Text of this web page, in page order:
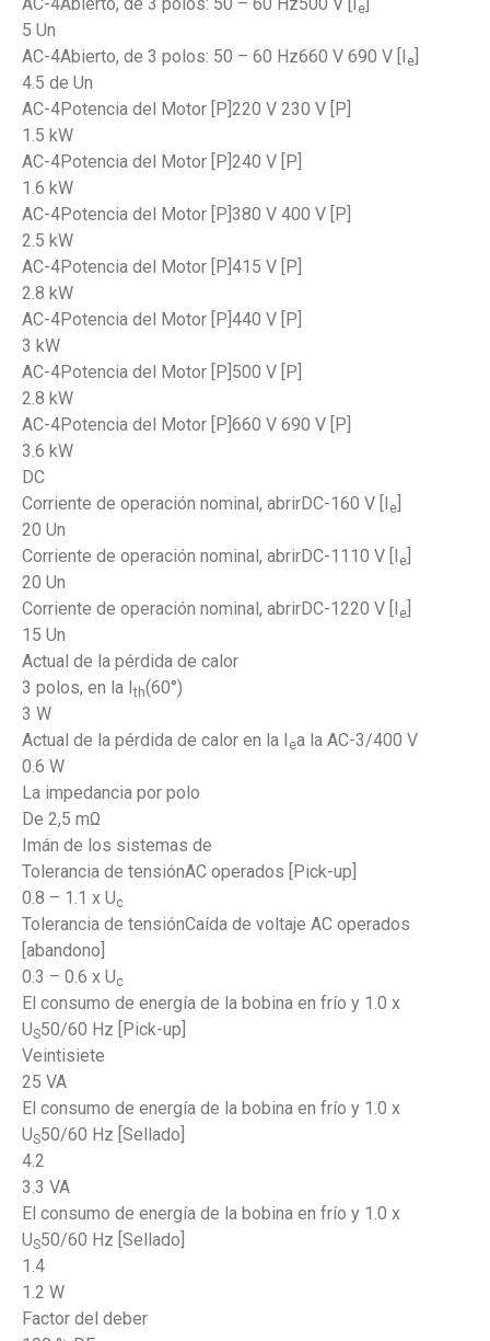
e
5 Un
AC-4Abierto, de 3 polos: 50 – 60 Hz660 V 690 V [I
e
4.5 de Un
AC-4Potencia del Motor [P]220 V 230 V [P]
1.5 kW
AC-4Potencia del Motor [P]240 V [P]
1.6 kW
AC-4Potencia del Motor [P]380 V 400 V [P]
2.5 kW
AC-4Potencia del Motor [P]415 V [P]
2.8 kW
AC-4Potencia del Motor [P]440 V [P]
3 kW
AC-4Potencia del Motor [P]500 V [P]
2.8 kW
AC-4Potencia del Motor [P]660 V 690 V [P]
3.6 kW
DC
Corriente de operación nominal, abrirDC-160 V [I
e
20 Un
Corriente de operación nominal, abrirDC-1110 V [I
e
20 Un
Corriente de operación nominal, abrirDC-1220 V [I
e
15 Un
Actual de la pérdida de calor
3 polos, en la Ith(60°)
3 W
Actual de la pérdida de calor en la I
ea la AC-3/400 V
0.6 W
La impedancia por polo
De 2,5 mΩ
Imán de los sistemas de
Tolerancia de tensiónAC operados [Pick-up]
0.8 – 1.1 x Uc
Tolerancia de tensiónCaída de voltaje AC operados
[abandono]
0.3 – 0.6 x Uc
El consumo de energía de la bobina en frío y 1.0 x
US50/60 Hz [Pick-up]
Veintisiete
25 VA
El consumo de energía de la bobina en frío y 1.0 x
US50/60 Hz [Sellado]
4.2
3.3 VA
El consumo de energía de la bobina en frío y 1.0 x
US50/60 Hz [Sellado]
1.4
1.2 W
Factor del deber